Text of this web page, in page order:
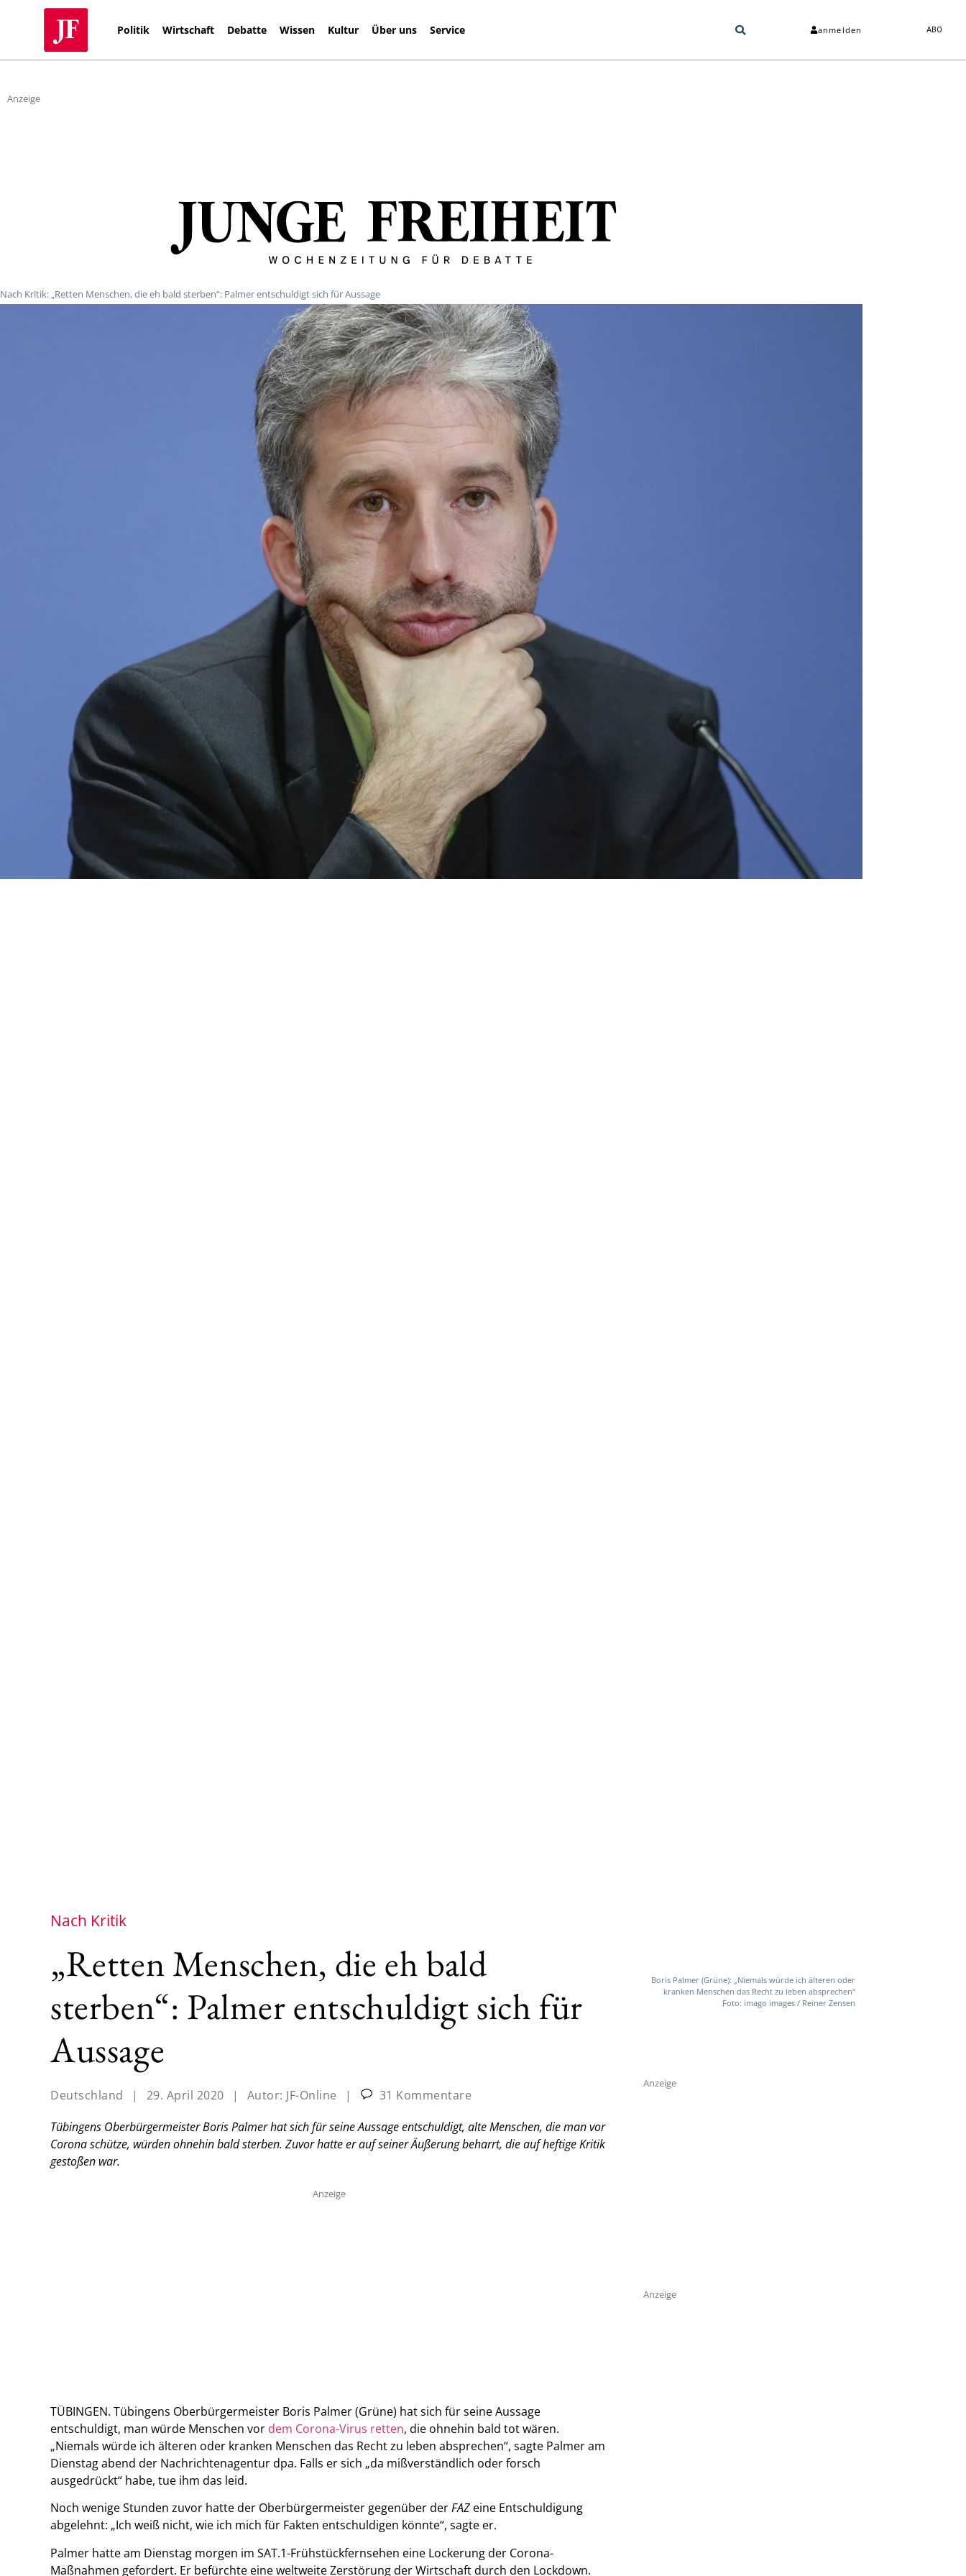
Politik Wirtschaft Debatte Wissen Kultur Über uns Service anmelden ABO
Anzeige
Nach Kritik: „Retten Menschen, die eh bald sterben“: Palmer entschuldigt sich für Aussage
Nach Kritik
„Retten Menschen, die eh bald
sterben“: Palmer entschuldigt sich für
Aussage
Deutschland | 29. April 2020 | Autor: JF-Online |
31 Kommentare
Tübingens Oberbürgermeister Boris Palmer hat sich für seine Aussage entschuldigt, alte Menschen, die man vor
Corona schütze, würden ohnehin bald sterben. Zuvor hatte er auf seiner Äußerung beharrt, die auf heftige Kritik
gestoßen war.
Anzeige
TÜBINGEN. Tübingens Oberbürgermeister Boris Palmer (Grüne) hat sich für seine Aussage
entschuldigt, man würde Menschen vor dem Corona-Virus retten, die ohnehin bald tot wären.
„Niemals würde ich älteren oder kranken Menschen das Recht zu leben absprechen“, sagte Palmer am
Dienstag abend der Nachrichtenagentur dpa. Falls er sich „da mißverständlich oder forsch
ausgedrückt“ habe, tue ihm das leid.
Noch wenige Stunden zuvor hatte der Oberbürgermeister gegenüber derFAZ eine Entschuldigung
abgelehnt: „Ich weiß nicht, wie ich mich für Fakten entschuldigen könnte“, sagte er.
Palmer hatte am Dienstag morgen im SAT.1-Frühstückfernsehen eine Lockerung der Corona-
Maßnahmen gefordert. Er befürchte eine weltweite Zerstörung der Wirtschaft durch den Lockdown.
Boris Palmer (Grüne): „Niemals würde ich älteren oder
kranken Menschen das Recht zu leben absprechen“
Foto: imago images / Reiner Zensen
Anzeige
Anzeige